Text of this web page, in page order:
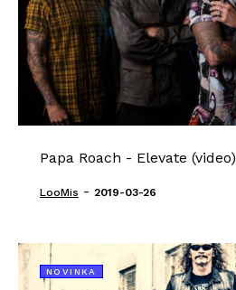
Papa Roach - Elevate (video)
LooMis - 2019-03-26
NOVINKA